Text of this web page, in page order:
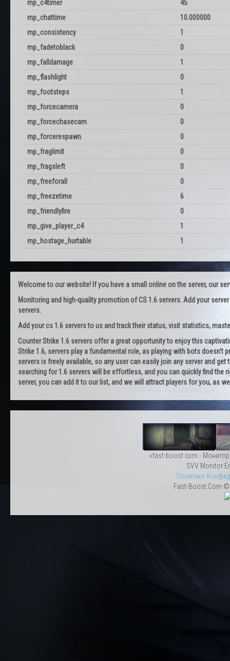
mp_c4timer
45
mp_chattime
10.000000
mp_consistency
1
mp_fadetoblack
0
mp_falldamage
1
mp_flashlight
0
mp_footsteps
1
mp_forcecamera
0
mp_forcechasecam
0
mp_forcerespawn
0
mp_fraglimit
0
mp_fragsleft
0
mp_freeforall
0
mp_freezetime
6
mp_friendlyfire
0
mp_give_player_c4
1
mp_hostage_hurtable
1
Welcome to our website! If you have a small online on the server, our
Monitoring and high-quality promotion of CS 1.6 servers. Add your
servers.
Add your cs 1.6 servers to us and track their status, visit statistics,
Counter Strike 1.6 servers offer a great opportunity to enjoy this
Strike 1.6, servers play a fundamental role, as playing with bots
servers is freely available, so any user can easily join any server and
searching for 1.6 servers will be effortless, and you can quickly find
server, you can add it to our list, and we will attract players for you, as
«fast-boost.com -
SVV Monitor
Политика
Fast-Boost.Com